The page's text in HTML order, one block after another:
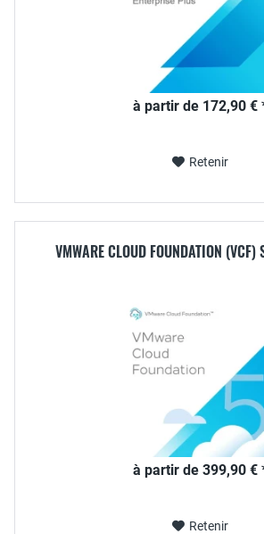
à partir de 172,90 €
Retenir
VMWARE CLOUD FOUNDATION (VCF)
à partir de 399,90 €
Retenir